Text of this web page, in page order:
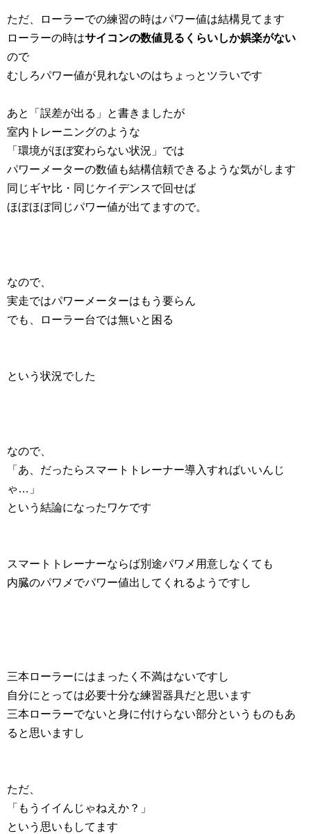
ただ、ローラーでの練習の時はパワー値は結構見てます
ローラーの時はサイコンの数値見るくらいしか娯楽がない
ので
むしろパワー値が見れないのはちょっとツラいです
あと「誤差が出る」と書きましたが
室内トレーニングのような
「環境がほぼ変わらない状況」では
パワーメーターの数値も結構信頼できるような気がします
同じギヤ比・同じケイデンスで回せば
ほぼほぼ同じパワー値が出てますので。
なので、
実走ではパワーメーターはもう要らん
でも、ローラー台では無いと困る
という状況でした
なので、
「あ、だったらスマートトレーナー導入すればいいんじ
ゃ…」
という結論になったワケです
スマートトレーナーならば別途パワメ用意しなくても
内臓のパワメでパワー値出してくれるようですし
三本ローラーにはまったく不満はないですし
自分にとっては必要十分な練習器具だと思います
三本ローラーでないと身に付けらない部分というものもあ
ると思いますし
ただ、
「もうイイんじゃねえか？」
という思いもしてます